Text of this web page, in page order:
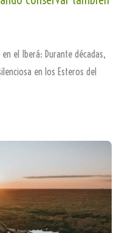
el Iberá: Durante décadas,
en los Esteros del